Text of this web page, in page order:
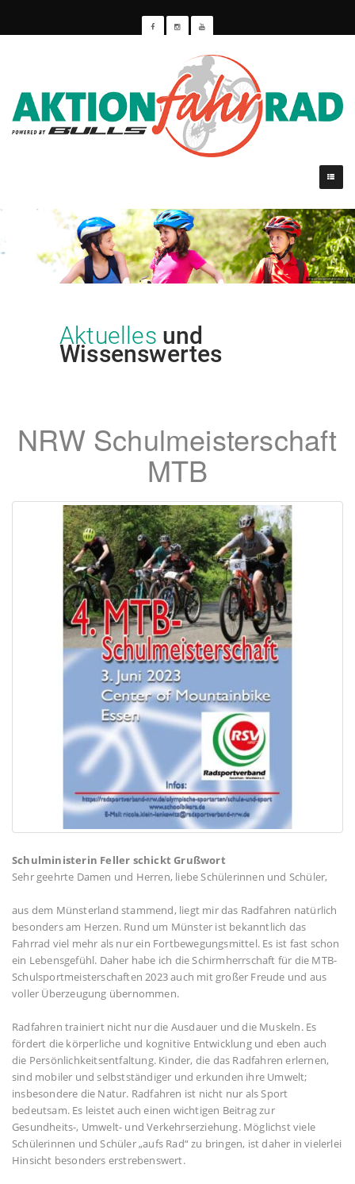
Aktuelles und
Wissenswertes
NRW Schulmeisterschaft
MTB
Schulministerin Feller schickt Grußwort
Sehr geehrte Damen und Herren, liebe Schülerinnen und Schüler,
aus dem Münsterland stammend, liegt mir das Radfahren natürlich
besonders am Herzen. Rund um Münster ist bekanntlich das
Fahrrad viel mehr als nur ein Fortbewegungsmittel. Es ist fast schon
ein Lebensgefühl. Daher habe ich die Schirmherrschaft für die MTB-
Schulsportmeisterschaften 2023 auch mit großer Freude und aus
voller Überzeugung übernommen.
Radfahren trainiert nicht nur die Ausdauer und die Muskeln. Es
fördert die körperliche und kognitive Entwicklung und eben auch
die Persönlichkeitsentfaltung. Kinder, die das Radfahren erlernen,
sind mobiler und selbstständiger und erkunden ihre Umwelt;
insbesondere die Natur. Radfahren ist nicht nur als Sport
bedeutsam. Es leistet auch einen wichtigen Beitrag zur
Gesundheits-, Umwelt- und Verkehrserziehung. Möglichst viele
Schülerinnen und Schüler „aufs Rad“ zu bringen, ist daher in vielerlei
Hinsicht besonders erstrebenswert.